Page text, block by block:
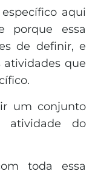
aqui
porque essa
de definir, e
atividades que
um conjunto
atividade do
toda essa